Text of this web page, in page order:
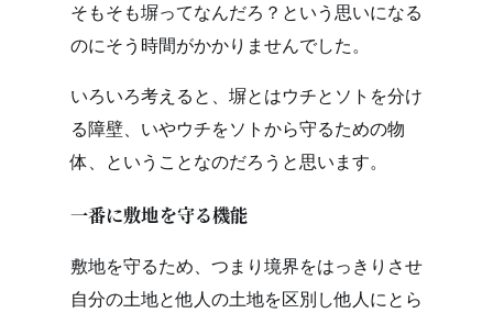
そもそも塀ってなんだろ？という思いになる
のにそう時間がかかりませんでした。
いろいろ考えると、塀とはウチとソトを分け
る障壁、いやウチをソトから守るための物
体、ということなのだろうと思います。
一番に敷地を守る機能
敷地を守るため、つまり境界をはっきりさせ
自分の土地と他人の土地を区別し他人にとら